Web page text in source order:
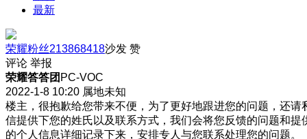
最新
荣耀粉丝213868418沙发 赞
评论 举报
荣耀答答团 PC-VOC
2022-1-8 10:20 属地未知
楼主，很抱歉给您带来不便，为了更好地跟进您的问题，还请
信提供下您的姓氏以及联系方式，我们会将您反馈的问题和提
的个人信息详细记录下来，安排专人与您联系处理您的问题。